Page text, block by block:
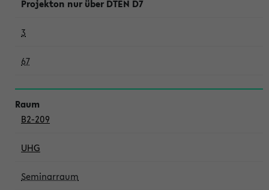
Projekton nur über DTEN D7
3
67
B2-209
UHG
Seminarraum